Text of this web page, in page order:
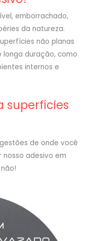
emborrachado,
da natureza.
não planas
longa duração, como
internos e
superfícies
de onde você
nosso adesivo em